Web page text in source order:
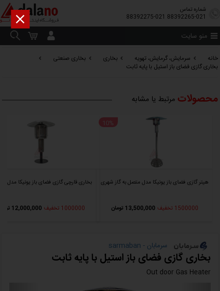
شماره تماس
88392265-021
88392275-021
منو سایت
خانه سرمایش، گرمایش، تهویه بخاری
بخاری صنعتی
بخاری گازی فضای باز استیل با پایه ثابت
محصولات مرتبط یا مشابه
10%
هیتر گازی فضای باز یونیکا مدل متصل به گاز شهری
1500000 تخفیف 13,500,000 تومان
بخاری قارچی گازی فضای باز یونیکا مدل
1000000 تخفیف 12,000,000 تومان
سرمابان - sarmaban
بخاری گازی فضای باز استیل با پایه ثابت
Out door Gas Heater
